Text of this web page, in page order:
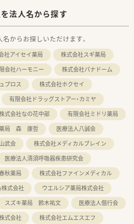
法人名から探す
からお探しいただけます。
社アイセイ薬局
株式会社スギ薬局
会社ハーモニー
株式会社パナドーム
プロス
株式会社ホクセイ
有限会社ドラッグストアー・カミヤ
式会社なの花中部
有限会社ミドリ薬局
局 森 康哲
医療法人八誠会
武会
株式会社メディカルブレイン
医療法人清須呼吸器疾患研究会
秋薬局
株式会社ファインメディカル
式会社
ウエルシア薬局株式会社
スズキ薬局 鈴木祐文
医療法人偕行会
式会社
株式会社エムエスエフ